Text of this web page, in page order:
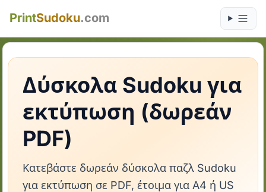
PrintSudoku.com
Δύσκολα Sudoku για
εκτύπωση (δωρεάν
PDF)
Κατεβάστε δωρεάν δύσκολα παζλ Sudoku
για εκτύπωση σε PDF, έτοιμα για A4 ή US